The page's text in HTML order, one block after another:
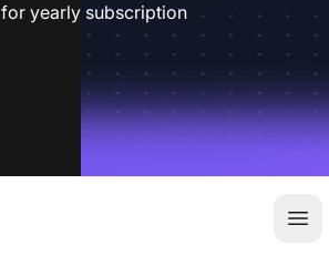
for yearly subscription